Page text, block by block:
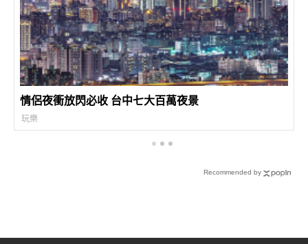
情侶夜衝放閃必收 台中七大百萬夜景
玩樂
Recommended by